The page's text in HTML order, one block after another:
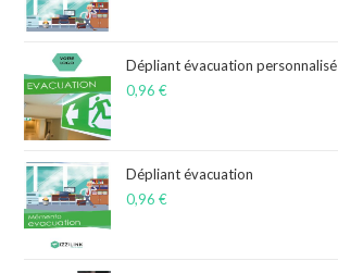
Dépliant évacuation personnalisé
0,96€
Dépliant évacuation
0,96€